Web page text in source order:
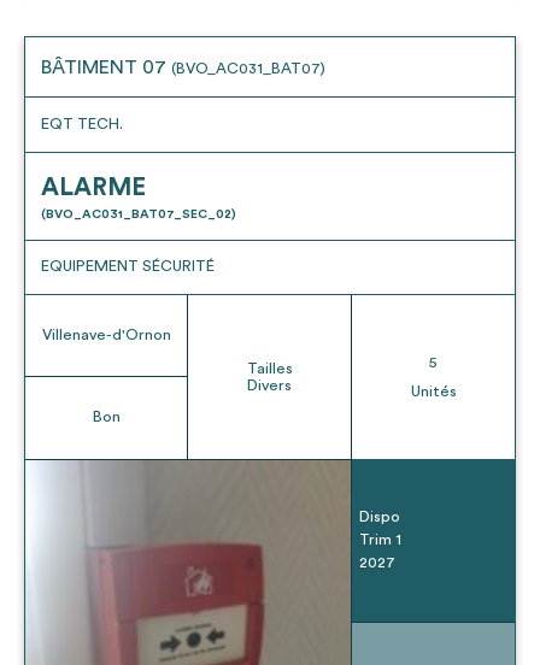
BÂTIMENT 07 (BVO_AC031_BAT07)
EQT TECH.
ALARME
(BVO_AC031_BAT07_SEC_02)
EQUIPEMENT SÉCURITÉ
Villenave-d'Ornon
Bon
Tailles
Divers
5
Unités
Dispo
Trim 1
2027